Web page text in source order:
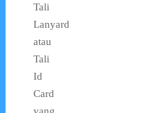
Tali
Lanyard
atau
Tali
Id
Card
yang